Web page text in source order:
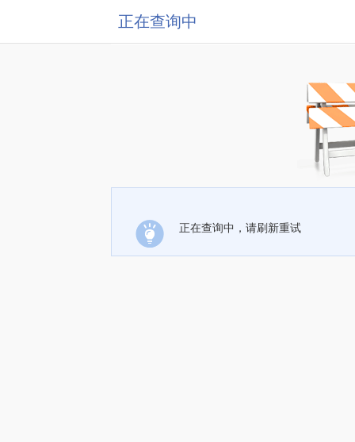
正在查询中
正在查询中，请刷新重试